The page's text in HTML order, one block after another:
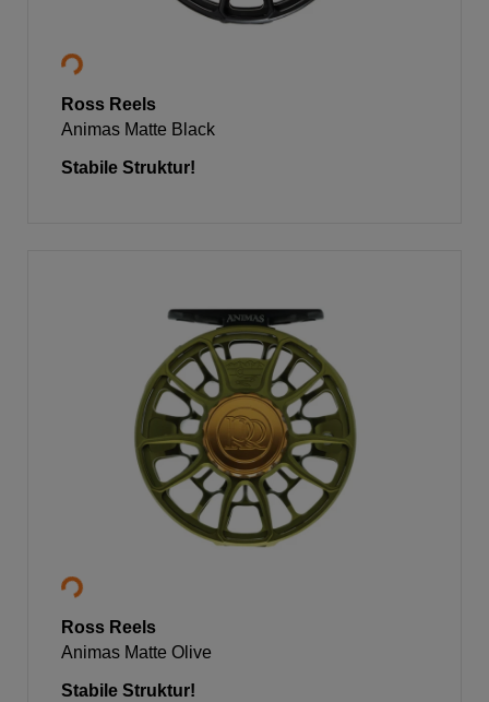
Ross Reels
Animas Matte Black
Stabile Struktur!
Ross Reels
Animas Matte Olive
Stabile Struktur!